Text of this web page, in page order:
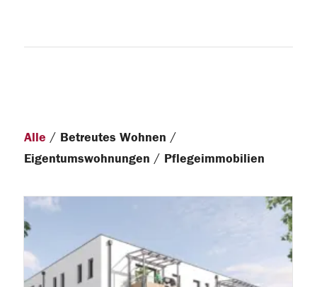
Alle / Betreutes Wohnen /
Eigentumswohnungen / Pflegeimmobilien